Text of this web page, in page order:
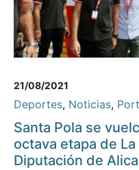
21/08/2021
Deportes, Noticias,
Santa Pola se
octava etapa de
Diputación de